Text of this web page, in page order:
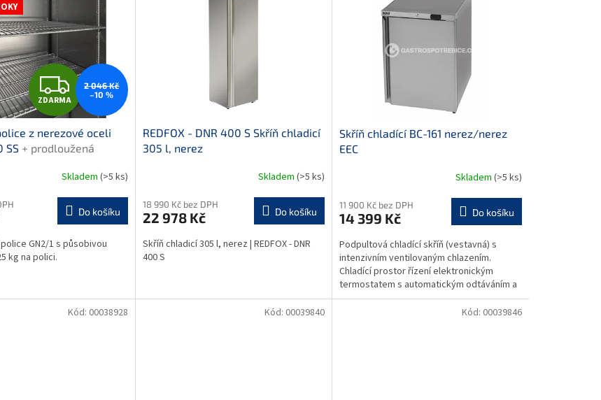
Z
D
A
R
M
A
ZDARMA
2 046 Kč
–10 %
z nerezové oceli
SS + prodloužená
Skladem (>5 ks)
Do košíku
GN2/1 s působivou
kg na polici.
REDFOX - DNR 400 S Skříň chladicí
305 l, nerez
Skladem (>5 ks)
18 990 Kč bez DPH
22 978 Kč Do košíku
Skříň chladicí 305 l, nerez | REDFOX - DNR
400 S
Skříň chladící BC-161 nerez/nerez
EEC
Skladem (>5 ks)
11 900 Kč bez DPH
14 399 Kč Do košíku
Podpultová chladící skříň (vestavná) s
intenzivním ventilovaným chlazením.
Chladící prostor řízení elektronickým
termostatem s automatickým odtáváním a
přehledným LDC displejem...
Kód: 00038928 Kód: 00039840 Kód: 00039846